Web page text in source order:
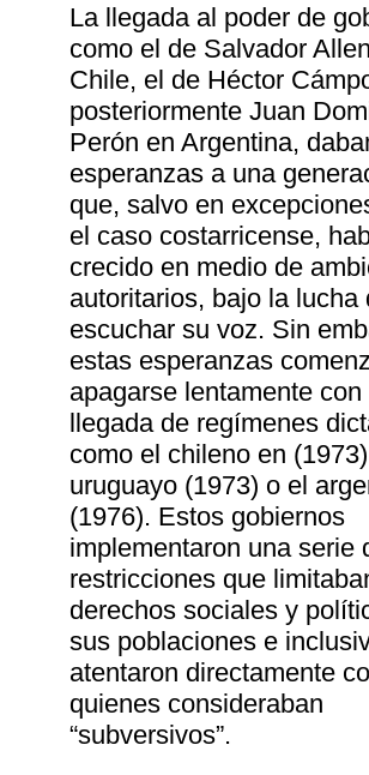
La llegada al poder de
como el de Salvador
Chile, el de Héctor
posteriormente Juan
Perón en Argentina,
esperanzas a una
que, salvo en
el caso costarricense,
crecido en medio de
autoritarios, bajo la lucha
escuchar su voz. Sin
estas esperanzas
apagarse lentamente con
llegada de regímenes
como el chileno en
uruguayo (1973) o el
(1976). Estos gobiernos
implementaron una serie
restricciones que
derechos sociales y
sus poblaciones e
atentaron directamente
quienes consideraban
“subversivos”.